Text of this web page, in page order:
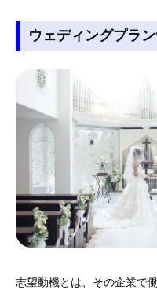
ウェディングプラ
志望動機とは、その企業で